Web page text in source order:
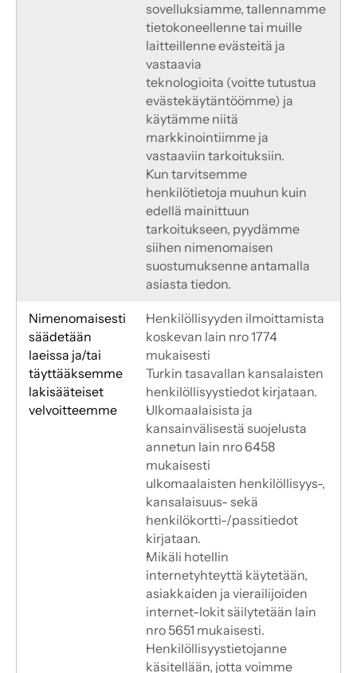
sovelluksiamme, tallennamme
tietokoneellenne tai muille
laitteillenne evästeitä ja
vastaavia
teknologioita (voitte tutustua
evästekäytäntöömme) ja
käytämme niitä
markkinointiimme ja
vastaaviin tarkoituksiin.
Kun tarvitsemme
henkilötietoja muuhun kuin
edellä mainittuun
tarkoitukseen, pyydämme
siihen nimenomaisen
suostumuksenne antamalla
asiasta tiedon.
Nimenomaisesti
säädetään
laeissa ja/tai
täyttääksemme
lakisääteiset
velvoitteemme
Henkilöllisyyden ilmoittamista
koskevan lain nro 1774
mukaisesti
Turkin tasavallan kansalaisten
henkilöllisyystiedot kirjataan.
Ulkomaalaisista ja
kansainvälisestä suojelusta
annetun lain nro 6458
mukaisesti
ulkomaalaisten henkilöllisyys-,
kansalaisuus- sekä
henkilökortti-/passitiedot
kirjataan.
Mikäli hotellin
internetyhteyttä käytetään,
asiakkaiden ja vierailijoiden
internet-lokit säilytetään lain
nro 5651 mukaisesti.
Henkilöllisyystietojanne
käsitellään, jotta voimme